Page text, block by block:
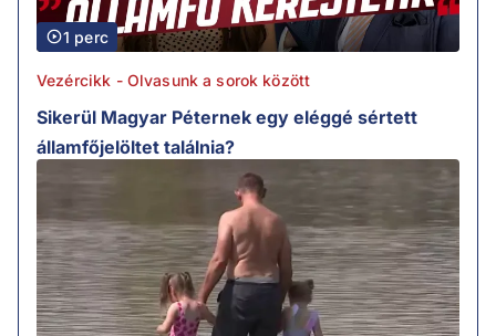
1 perc
Vezércikk - Olvasunk a sorok között
Sikerül Magyar Péternek egy eléggé sértett
államfőjelöltet találnia?